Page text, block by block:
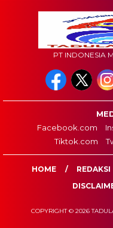
PT INDONESIA
Facebook.com
Tiktok.com
HOME REDAKSI
COPYRIGHT © 2026